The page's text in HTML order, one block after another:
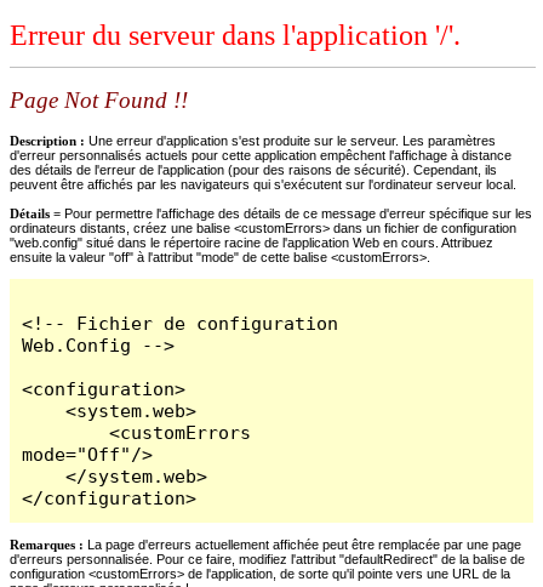
Erreur du serveur dans l'application '/'.
Page Not Found !!
Description : Une erreur d'application s'est produite sur le serveur. Les paramètres
d'erreur personnalisés actuels pour cette application empêchent l'affichage à distance
des détails de l'erreur de l'application (pour des raisons de sécurité). Cependant, ils
peuvent être affichés par les navigateurs qui s'exécutent sur l'ordinateur serveur local.
Détails = Pour permettre l'affichage des détails de ce message d'erreur spécifique sur les
ordinateurs distants, créez une balise <customErrors> dans un fichier de configuration
"web.config" situé dans le répertoire racine de l'application Web en cours. Attribuez
ensuite la valeur "off" à l'attribut "mode" de cette balise <customErrors>.
<!-- Fichier de configuration
Web.Config -->
<configuration>
    <system.web>
        <customErrors
mode="Off"/>
    </system.web>
</configuration>
Remarques : La page d'erreurs actuellement affichée peut être remplacée par une page
d'erreurs personnalisée. Pour ce faire, modifiez l'attribut "defaultRedirect" de la balise de
configuration <customErrors> de l'application, de sorte qu'il pointe vers une URL de la